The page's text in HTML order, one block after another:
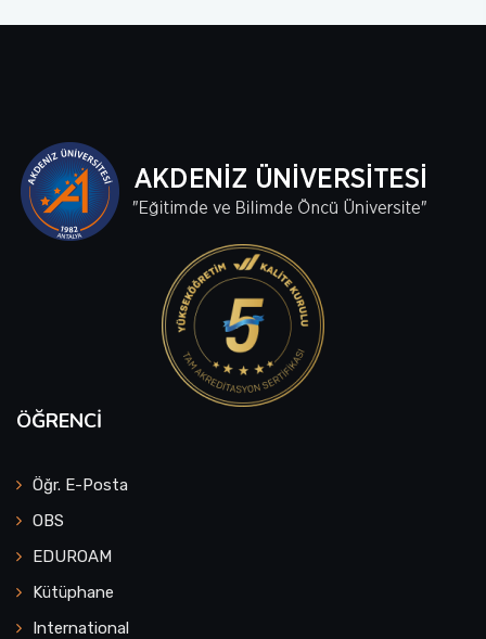
ÖĞRENCI
Öğr. E-Posta
OBS
EDUROAM
Kütüphane
International